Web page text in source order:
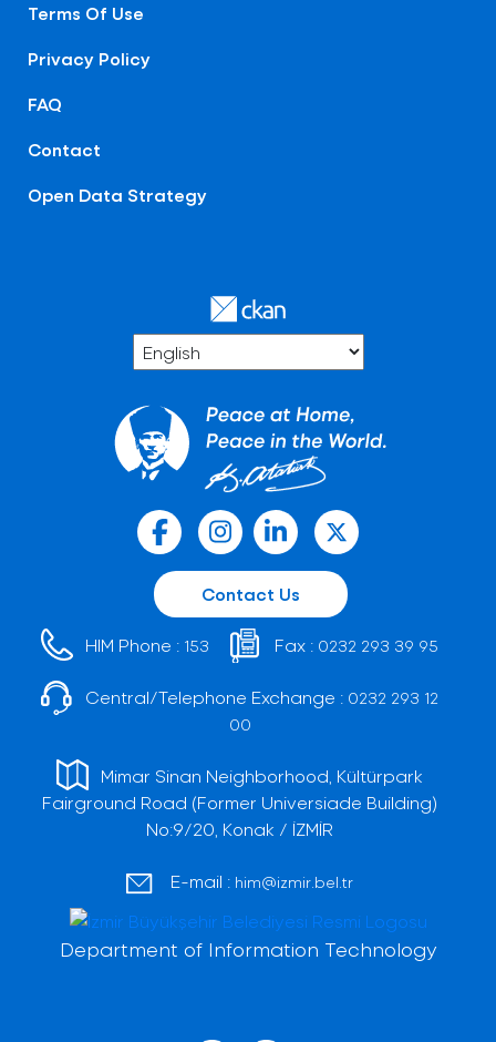
Terms Of Use
Privacy Policy
FAQ
Contact
Open Data Strategy
Contact Us
HIM Phone : 153 Fax : 0232 293 39 95
Central/Telephone Exchange : 0232 293 12
00
Mimar Sinan Neighborhood, Kültürpark
Fairground Road (Former Universiade Building)
No:9/20, Konak / İZMİR
E-mail : him@izmir.bel.tr
Department of Information Technology